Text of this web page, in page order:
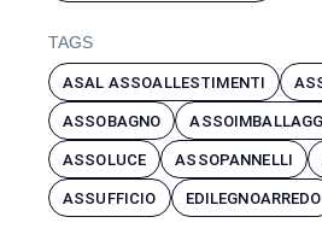
TAGS
ASAL ASSOALLESTIMENTI
ASSOBAGNO
ASSOLUCE ASSOPANNELLI
ASSUFFICIO EDILEGNOARREDO